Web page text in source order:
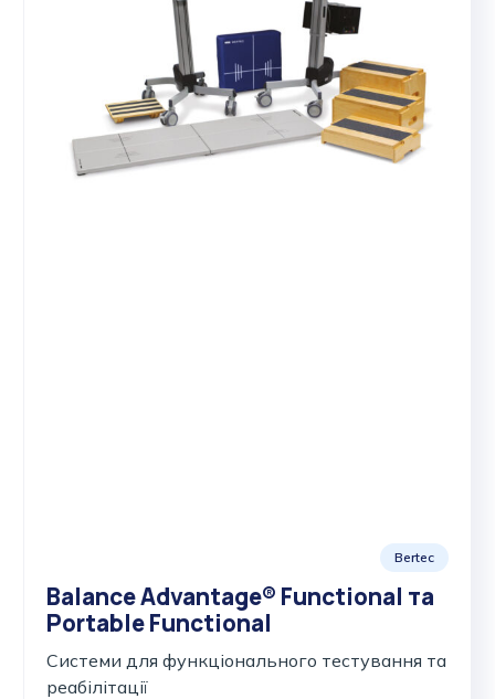
Bertec
Balance Advantage® Functional та
Portable Functional
Cистеми для функціонального тестування та
реабілітації